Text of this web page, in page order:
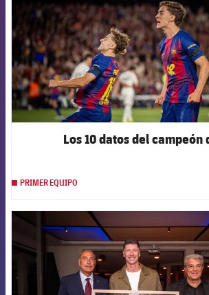
Los 10 datos del campeón
PRIMER EQUIPO
FCB